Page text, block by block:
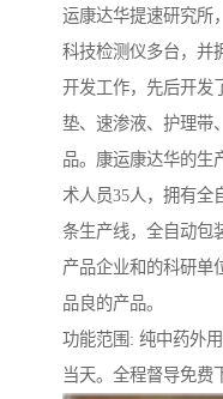
运康达华提速研究所
科技检测仪多台，并
开发工作，先后开发
垫、速渗液、护理带
品。康运康达华的生
术人员35人，拥有全
条生产线，全自动包
产品企业和的科研单
品良的产品。
功能范围: 纯中药外
当天。全程督导免费